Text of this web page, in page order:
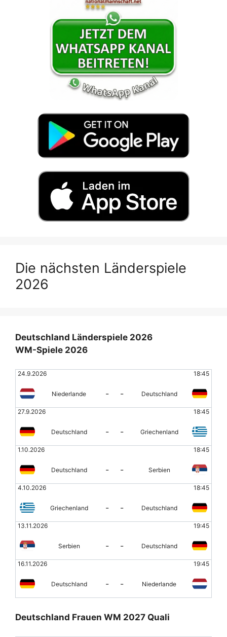
Die nächsten Länderspiele
2026
Deutschland Länderspiele 2026
WM-Spiele 2026
24.9.2026 18:45
Niederlande - - Deutschland
27.9.2026 18:45
Deutschland - - Griechenland
1.10.2026 18:45
Deutschland - - Serbien
4.10.2026 18:45
Griechenland - - Deutschland
13.11.2026 19:45
Serbien - - Deutschland
16.11.2026 19:45
Deutschland - - Niederlande
Deutschland Frauen WM 2027 Quali